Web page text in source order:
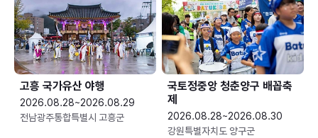
고흥 국가유산 야행
2026.08.28~2026.08.29
전남광주통합특별시 고흥군
국토정중앙 청춘양구 배꼽축
제
2026.08.28~2026.08.30
강원특별자치도 양구군